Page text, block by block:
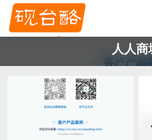
人人商